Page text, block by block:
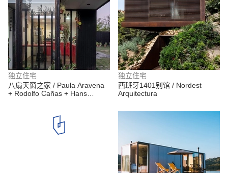
独立住宅
八扇天窗之家 / Paula Aravena
+ Rodolfo Cañas + Hans
独立住宅
西班牙1401别馆 / Nordest
Arquitectura